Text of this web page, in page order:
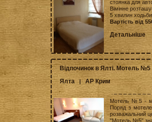
стоянка для
Вімінне
5 хвилин
Вартість від
Детальніше
Відпочинок в Ялті. Мотель №5
Ялта |АР Крим
Мотель №5 -
Поряд з
розважальний
"Мотель №5"